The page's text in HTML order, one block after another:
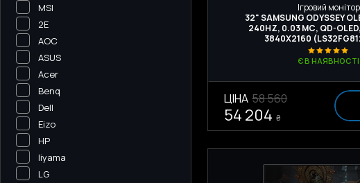
MSI
2E
AOC
ASUS
Acer
Benq
Dell
Eizo
HP
Iiyama
LG
Ігровий монітор
32" SAMSUNG ODYSSEY
240HZ, 0.03 МС, QD-OLED,
3840Х2160
Є В НАЯВНОСТІ
ЦІНА 58 560
54 204 ₴